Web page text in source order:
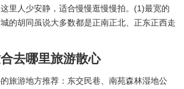
里人少安静，适合慢慢逛慢慢拍。(1)最宽的
的胡同虽说大多数都是正南正北、正东正西走
去哪里旅游散心
旅游地方推荐：东交民巷、南苑森林湿地公